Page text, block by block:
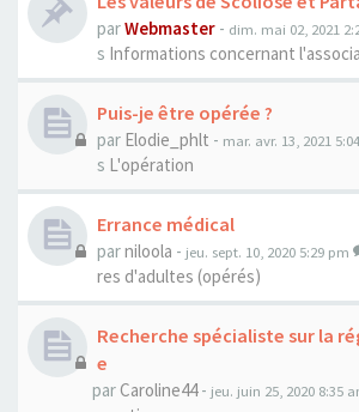
parWebmaster - dim. mai 02, 2021
s Informations concernant
Puis-je être opérée ?
par Elodie_phlt - mar. avr. 13, 2021
s L'opération
Errance médical
parniloola - jeu. sept. 10, 2020 5:29 pm
res d'adultes (opérés)
Recherche spécialiste sur la
e
par Caroline44- jeu. juin 25, 2020 8:35